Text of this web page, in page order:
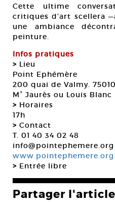
Cette ultime
critiques d’art scellera
une ambiance
peinture.
Infos pratiques
> Lieu
Point Ephémère
200 quai de Valmy.
M° Jaurès ou Louis Blanc
> Horaires
17h
> Contact
T. 01 40 34 02 48
info@pointephemere.org
www.pointephemere.org
> Entrée libre
Partager